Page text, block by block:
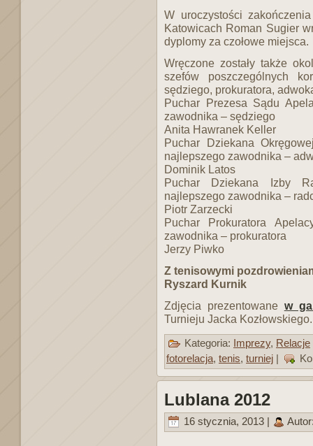
W uroczystości
Katowicach Roman Sugier
dyplomy za czołowe miejsca.
Wręczone zostały także
szefów poszczególnych
sędziego, prokuratora,
Puchar Prezesa Sądu
zawodnika – sędziego
Anita Hawranek Keller
Puchar Dziekana
najlepszego zawodnika –
Dominik Latos
Puchar Dziekana Izby
najlepszego zawodnika –
Piotr Zarzecki
Puchar Prokuratora
zawodnika – prokuratora
Jerzy Piwko
Z tenisowymi
Ryszard Kurnik
Zdjęcia prezentowane w
Turnieju Jacka Kozłowskiego.
Kategoria: Imprezy, Relacje
fotorelacja, tenis, turniej |
Lublana 2012
16 stycznia, 2013 |